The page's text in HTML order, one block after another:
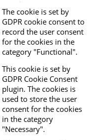
The cookie is set by
GDPR cookie consent to
record the user consent
for the cookies in the
category "Functional".
This cookie is set by
GDPR Cookie Consent
plugin. The cookies is
used to store the user
consent for the cookies
in the category
"Necessary".